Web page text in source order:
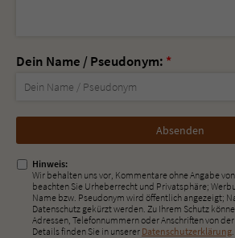
Dein Name / Pseudonym: *
Nicht
ausfüllen!
Hinweis:
Wir behalten uns vor, Kommentare ohne Angabe
beachten Sie Urheberrecht und Privatsphäre;
Name bzw. Pseudonym wird öffentlich angezeigt;
Datenschutz gekürzt werden. Zu Ihrem Schutz
Adressen, Telefonnummern oder Anschriften von
Details finden Sie in unserer Datenschutzerklärung